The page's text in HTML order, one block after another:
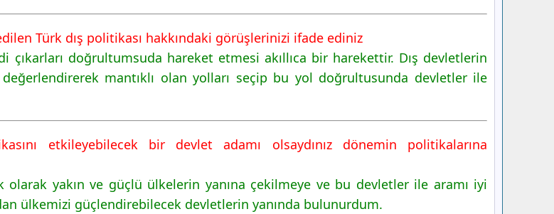
Türk dış politikası hakkındaki görüşlerinizi ifade ediniz
çıkarları doğrultumsuda hareket etmesi akıllıca bir harekettir. Dış devletlerin
mantıklı olan yolları seçip bu yol doğrultusunda devletler ile
etkileyebilecek bir devlet adamı olsaydınız dönemin politikalarına
yakın ve güçlü ülkelerin yanına çekilmeye ve bu devletler ile aramı iyi
ülkemizi güçlendirebilecek devletlerin yanında bulunurdum.